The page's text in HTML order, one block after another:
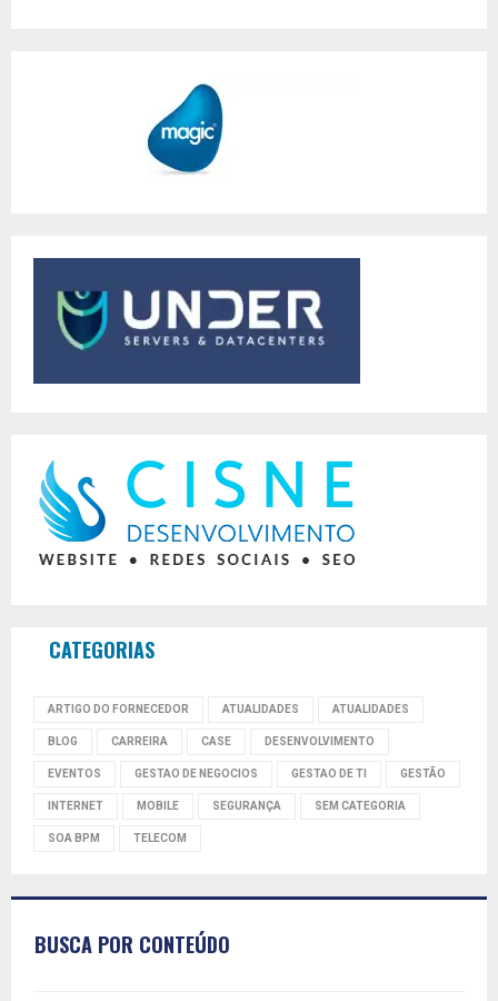
CATEGORIAS
ARTIGO DO FORNECEDOR ATUALIDADES ATUALIDADES
BLOG CARREIRA CASE DESENVOLVIMENTO
EVENTOS GESTAO DE NEGOCIOS GESTAO DE TI GESTÃO
INTERNET MOBILE SEGURANÇA SEM CATEGORIA
SOA BPM TELECOM
BUSCA POR CONTEÚDO